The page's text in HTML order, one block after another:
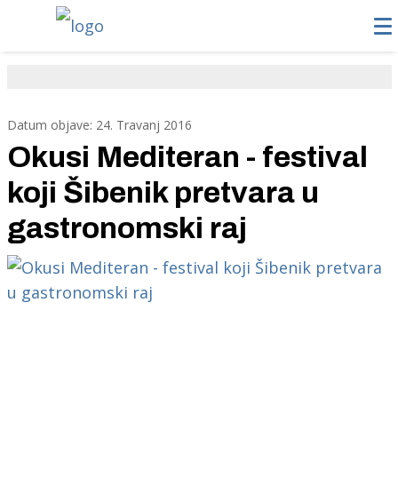
Datum objave: 24. Travanj 2016
Okusi Mediteran - festival
koji Šibenik pretvara u
gastronomski raj